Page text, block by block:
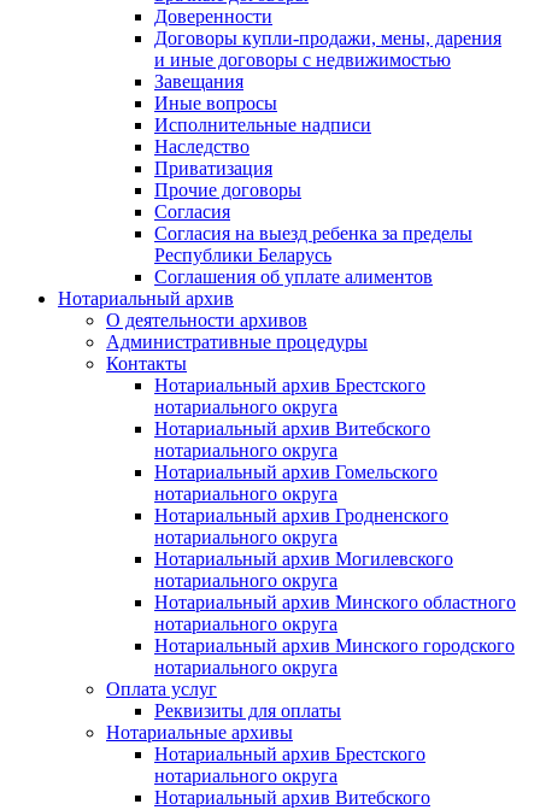
Доверенности
Договоры купли-продажи, мены, дарения
и иные договоры с недвижимостью
Завещания
Иные вопросы
Исполнительные надписи
Наследство
Приватизация
Прочие договоры
Согласия
Согласия на выезд ребенка за пределы
Республики Беларусь
Соглашения об уплате алиментов
Нотариальный архив
О деятельности архивов
Административные процедуры
Контакты
Нотариальный архив Брестского
нотариального округа
Нотариальный архив Витебского
нотариального округа
Нотариальный архив Гомельского
нотариального округа
Нотариальный архив Гродненского
нотариального округа
Нотариальный архив Могилевского
нотариального округа
Нотариальный архив Минского областного
нотариального округа
Нотариальный архив Минского городского
нотариального округа
Оплата услуг
Реквизиты для оплаты
Нотариальные архивы
Нотариальный архив Брестского
нотариального округа
Нотариальный архив Витебского